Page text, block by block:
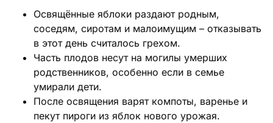
Освящённые яблоки раздают родным,
соседям, сиротам и малоимущим – отказывать
в этот день считалось грехом.
Часть плодов несут на могилы умерших
родственников, особенно если в семье
умирали дети.
После освящения варят компоты, варенье и
пекут пироги из яблок нового урожая.